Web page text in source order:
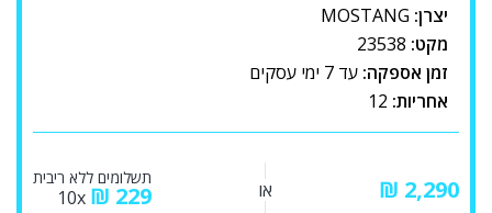
יצרן: MOSTANG
מקט: 23538
זמן אספקה: עד 7 ימי עסקים
אחריות: 12
₪ או
תשלומים ללא ריבית
₪ 229